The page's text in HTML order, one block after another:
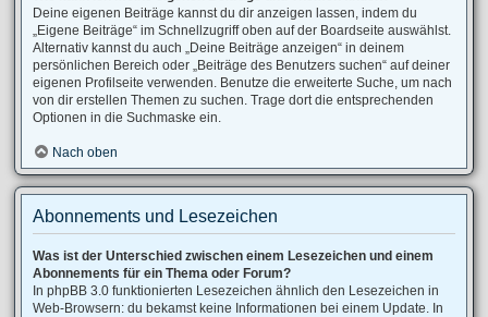
Deine eigenen Beiträge kannst du dir anzeigen lassen, indem du
„Eigene Beiträge“ im Schnellzugriff oben auf der Boardseite auswählst.
Alternativ kannst du auch „Deine Beiträge anzeigen“ in deinem
persönlichen Bereich oder „Beiträge des Benutzers suchen“ auf deiner
eigenen Profilseite verwenden. Benutze die erweiterte Suche, um nach
von dir erstellen Themen zu suchen. Trage dort die entsprechenden
Optionen in die Suchmaske ein.
Nach oben
Abonnements und Lesezeichen
Was ist der Unterschied zwischen einem Lesezeichen und einem
Abonnements für ein Thema oder Forum?
In phpBB 3.0 funktionierten Lesezeichen ähnlich den Lesezeichen in
Web-Browsern: du bekamst keine Informationen bei einem Update. In